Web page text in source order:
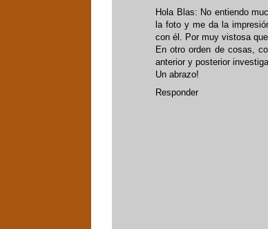
Hola Blas: No entiendo
la foto y me da la
con él. Por muy vistosa
En otro orden de cosas,
anterior y posterior
Un abrazo!
Responder